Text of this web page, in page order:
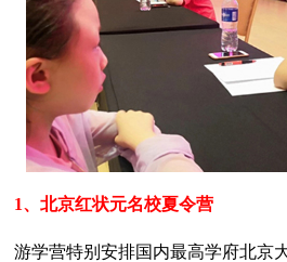
1、北京红状元名校夏令营
游学营特别安排国内最高学府北京